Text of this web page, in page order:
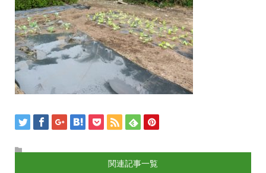
関連記事一覧